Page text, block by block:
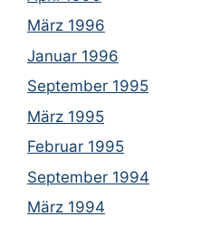
März 1996
Januar 1996
September 1995
März 1995
Februar 1995
September 1994
März 1994